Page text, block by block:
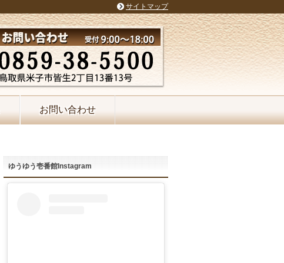
お問い合わせ
ゆうゆう壱番館Instagram
サイトマップ